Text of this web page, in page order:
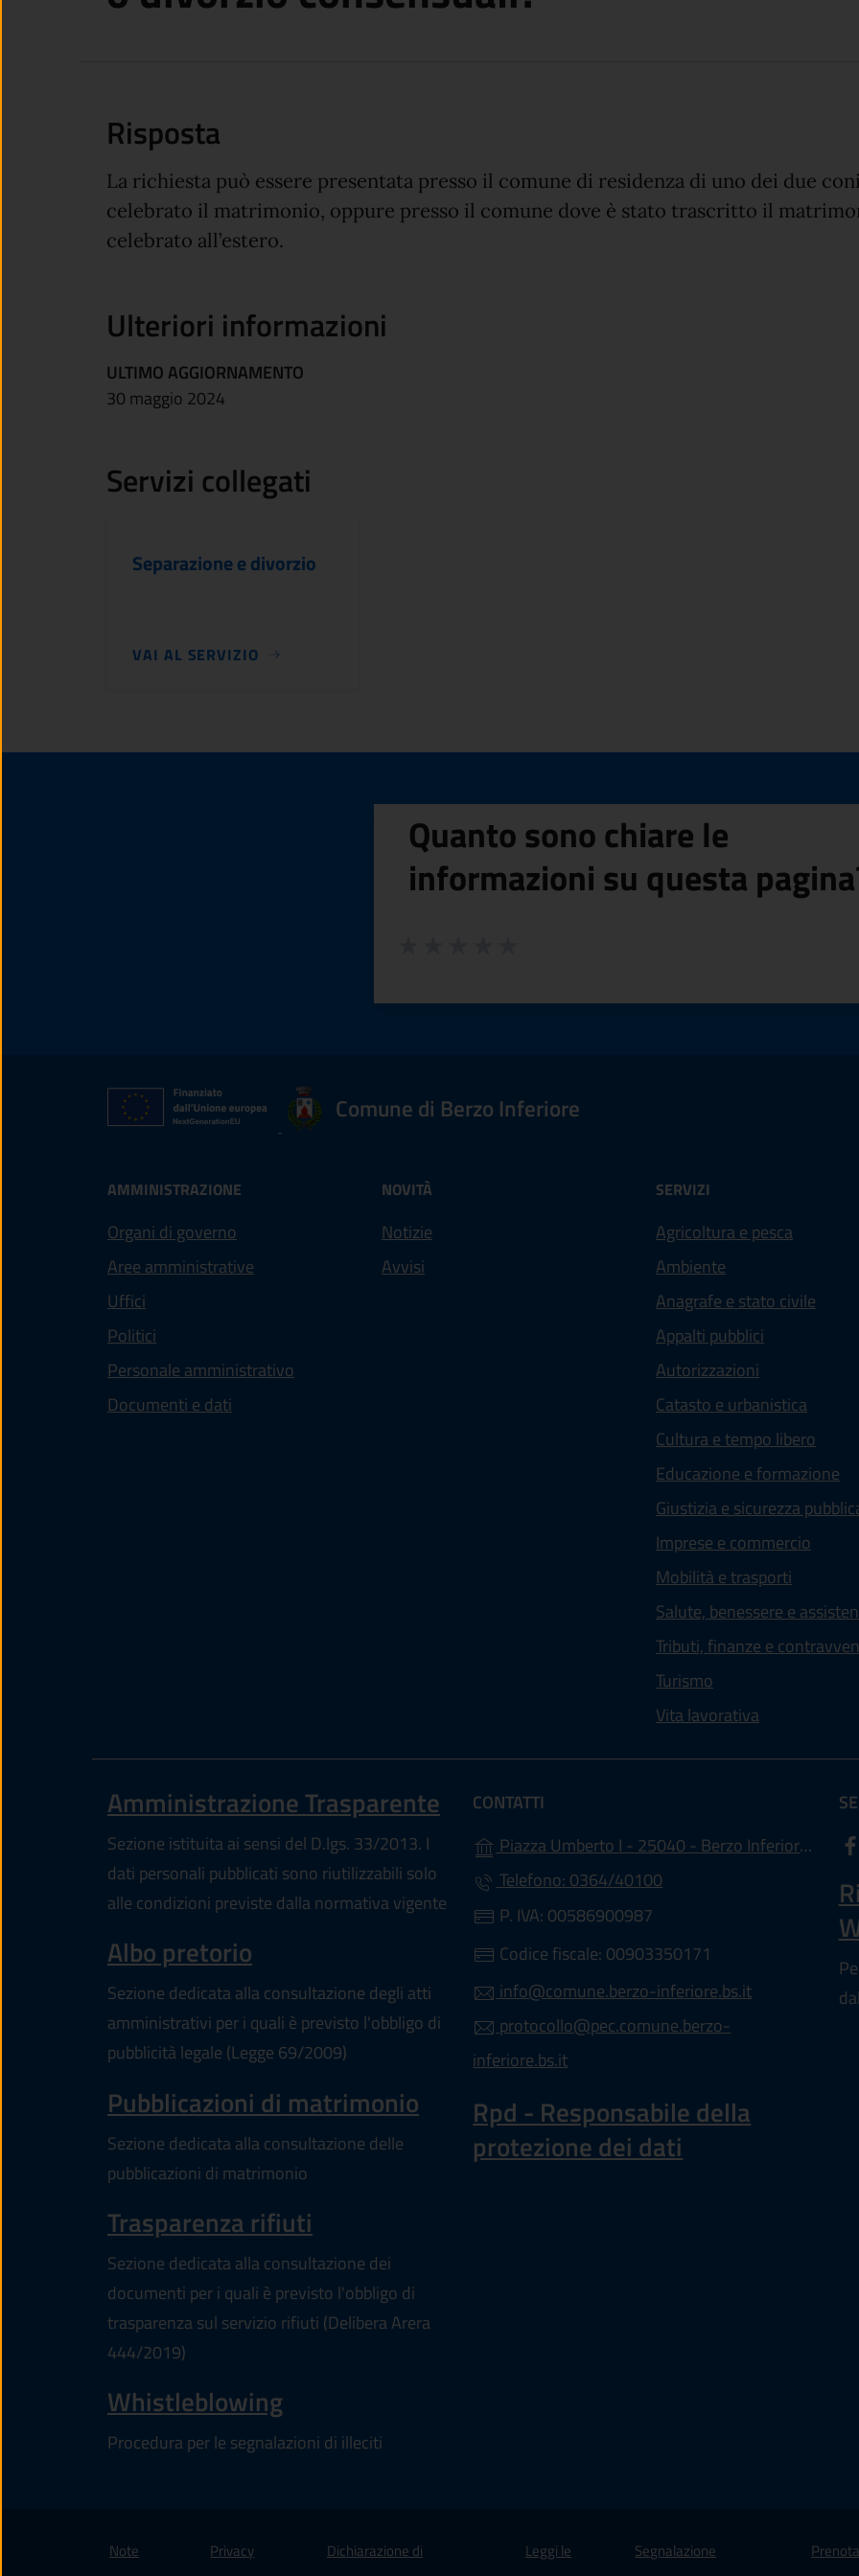
Risposta
La richiesta può essere presentata presso il comune di residenza di uno dei due
celebrato il matrimonio, oppure presso il comune dove è stato trascritto il
celebrato all’estero.
Ulteriori informazioni
ULTIMO AGGIORNAMENTO
30 maggio 2024
Servizi collegati
Separazione e divorzio
VAI AL SERVIZIO
Quanto sono chiare le
informazioni su questa
Comune di Berzo Inferiore
AMMINISTRAZIONE
Organi di governo
Aree amministrative
Uffici
Politici
Personale amministrativo
Documenti e dati
NOVITÀ
Notizie
Avvisi
SERVIZI
Agricoltura e pesca
Ambiente
Anagrafe e stato civile
Appalti pubblici
Autorizzazioni
Catasto e urbanistica
Cultura e tempo libero
Educazione e formazione
Giustizia e sicurezza
Imprese e commercio
Mobilità e trasporti
Salute, benessere e
Tributi, finanze e
Turismo
Vita lavorativa
Amministrazione Trasparente
Sezione istituita ai sensi del D.lgs. 33/2013. I
dati personali pubblicati sono riutilizzabili solo
alle condizioni previste dalla normativa vigente
Albo pretorio
Sezione dedicata alla consultazione degli atti
amministrativi per i quali è previsto l'obbligo di
pubblicità legale (Legge 69/2009)
Pubblicazioni di matrimonio
Sezione dedicata alla consultazione delle
pubblicazioni di matrimonio
Trasparenza rifiuti
Sezione dedicata alla consultazione dei
documenti per i quali è previsto l'obbligo di
trasparenza sul servizio rifiuti (Delibera Arera
444/2019)
Whistleblowing
Procedura per le segnalazioni di illeciti
CONTATTI
Piazza Umberto I - 25040 - Berzo Inferiore (BS)
Telefono: 0364/40100
P. IVA: 00586900987
Codice fiscale: 00903350171
info@comune.berzo-inferiore.bs.it
protocollo@pec.comune.berzo-
inferiore.bs.it
Rpd - Responsabile della
protezione dei dati
Note
Privacy
Dichiarazione di
Leggi le
Segnalazione